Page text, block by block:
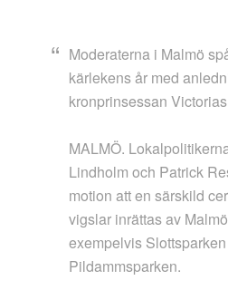
Moderaterna i Malmö
kärlekens år med
kronprinsessan
MALMÖ.
Lindholm och Patrick
motion att en särskild
vigslar inrättas av
exempelvis
Pildammsparken.